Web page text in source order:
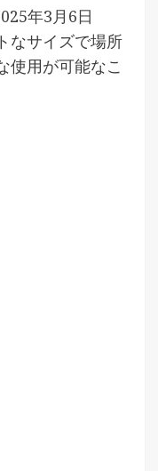
年3月6日
なサイズで場所
使用が可能なこ